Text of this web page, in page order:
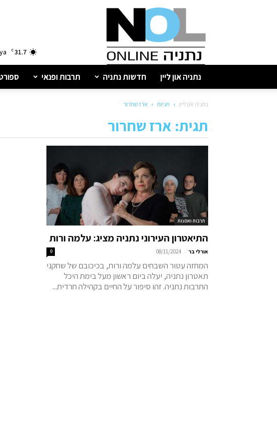
נתניה
31.7
C
נתניה און ליין חדשות נתניה תרבות ופנאי
נתניה און ליין תגיות ארז שחרור
תגית: ארז שחרור
תרבות ואמנות
התיאטרון העירוני נתניה מציג: עלמה ורות
אורלי בר -
08/11/2024
0
המחזה עטור השבחים עלמה ורות, בכיכובם של שחקני
תאטרון נתניה, יעלה ביום ראשון מעל בימת היכל
התרבות נתניה. זהו סיפור על החיים בקהילה חרדית...